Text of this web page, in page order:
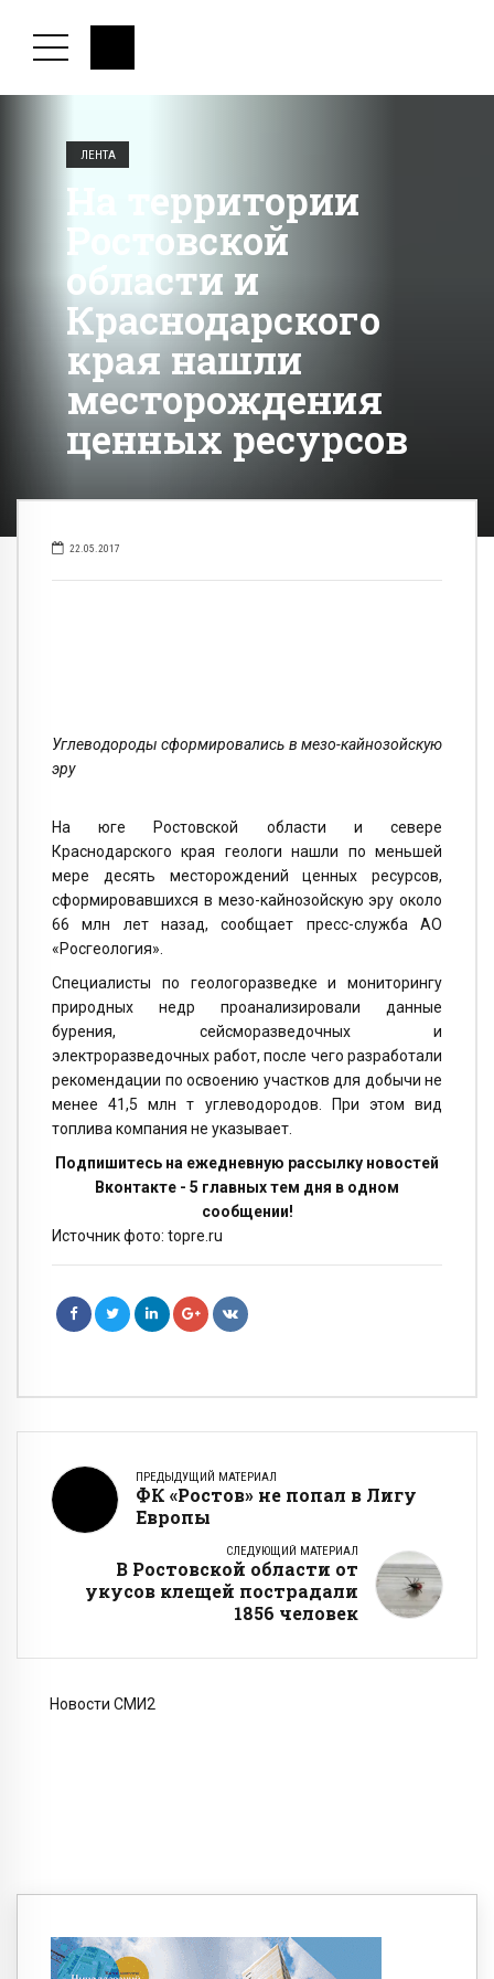
ЛЕНТА
На территории
Ростовской
области и
Краснодарского
края нашли
месторождения
ценных ресурсов
22.05.2017
Углеводороды сформировались в мезо-кайнозойскую
эру
На юге Ростовской области и севере
Краснодарского края геологи нашли по меньшей
мере десять месторождений ценных ресурсов,
сформировавшихся в мезо-кайнозойскую эру около
66 млн лет назад, сообщает пресс-служба АО
«Росгеология».
Специалисты по геологоразведке и мониторингу
природных недр проанализировали данные
бурения, сейсморазведочных и
электроразведочных работ, после чего разработали
рекомендации по освоению участков для добычи не
менее 41,5 млн т углеводородов. При этом вид
топлива компания не указывает.
Подпишитесь на ежедневную рассылку новостей
Вконтакте - 5 главных тем дня в одном
сообщении!
Источник фото: topre.ru
ПРЕДЫДУЩИЙ МАТЕРИАЛ
ФК «Ростов» не попал в Лигу
Европы
СЛЕДУЮЩИЙ МАТЕРИАЛ
В Ростовской области от
укусов клещей пострадали
1856 человек
Новости СМИ2